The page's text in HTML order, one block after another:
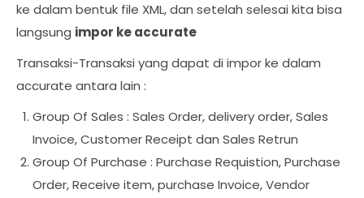
ke dalam bentuk file XML, dan setelah selesai kita bisa
langsung impor ke accurate
Transaksi-Transaksi yang dapat di impor ke dalam
accurate antara lain :
Group Of Sales : Sales Order, delivery order, Sales
Invoice, Customer Receipt dan Sales Retrun
Group Of Purchase : Purchase Requistion, Purchase
Order, Receive item, purchase Invoice, Vendor